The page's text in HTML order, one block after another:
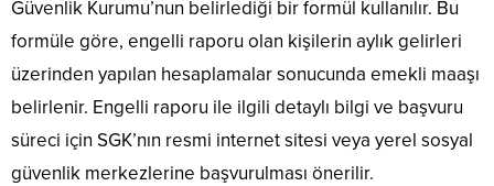
Güvenlik Kurumu’nun belirlediği bir formül kullanılır. Bu
formüle göre, engelli raporu olan kişilerin aylık gelirleri
üzerinden yapılan hesaplamalar sonucunda emekli maaşı
belirlenir. Engelli raporu ile ilgili detaylı bilgi ve başvuru
süreci için SGK’nın resmi internet sitesi veya yerel sosyal
güvenlik merkezlerine başvurulması önerilir.